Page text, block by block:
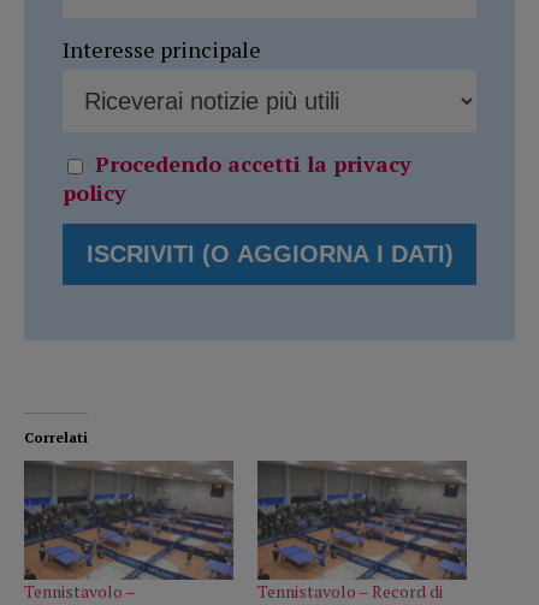
Interesse principale
Procedendo accetti la privacy
policy
Correlati
Tennistavolo –
Tennistavolo – Record di